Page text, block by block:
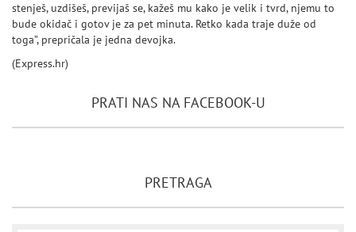
stenješ, uzdišeš, previjaš se, kažeš mu kako je velik i tvrd, njemu to
bude okidač i gotov je za pet minuta. Retko kada traje duže od
toga”, prepričala je jedna devojka.
(Express.hr)
PRATI NAS NA FACEBOOK-U
PRETRAGA